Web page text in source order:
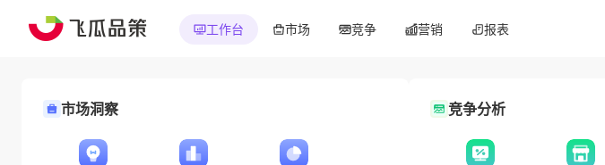
工作台 市场 竞争 营销 报表
市场洞察 竞争分析